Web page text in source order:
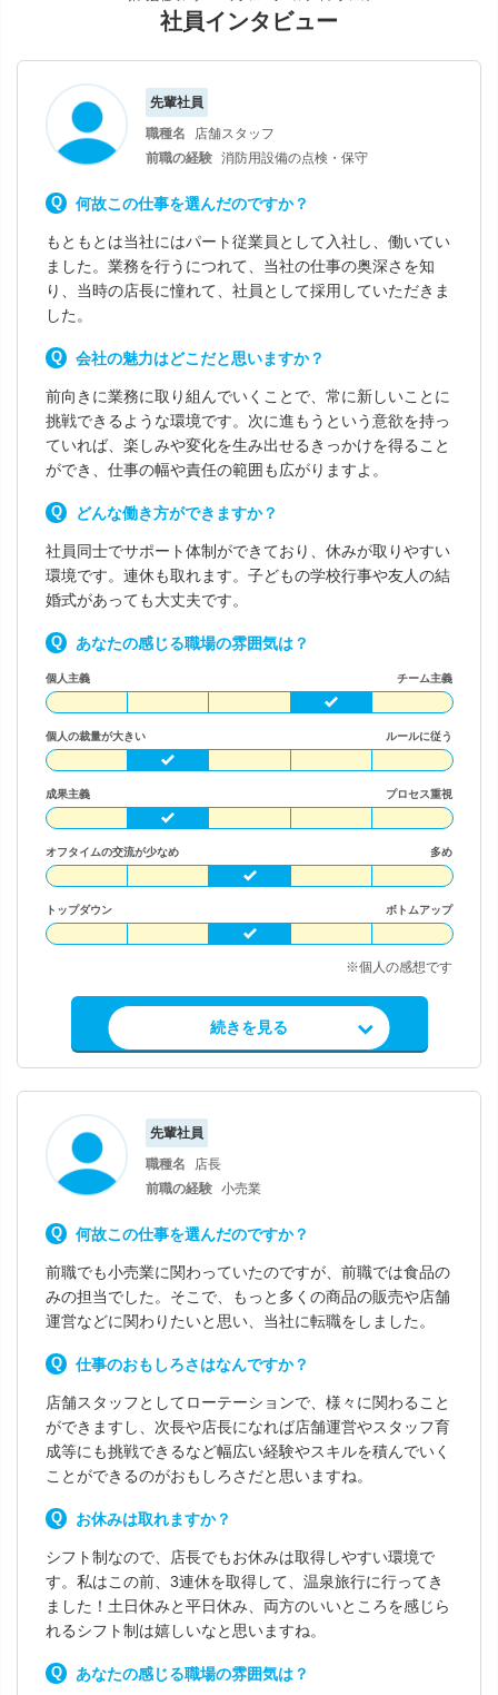
社員インタビュー
先輩社員
職種名
店舗スタッフ
前職の経験 消防用設備の点検・保守
何故この仕事を選んだのですか？
もともとは当社にはパート従業員として入社し、働いてい
ました。業務を行うにつれて、当社の仕事の奥深さを知
り、当時の店長に憧れて、社員として採用していただきま
した。
会社の魅力はどこだと思いますか？
前向きに業務に取り組んでいくことで、常に新しいことに
挑戦できるような環境です。次に進もうという意欲を持っ
ていれば、楽しみや変化を生み出せるきっかけを得ること
ができ、仕事の幅や責任の範囲も広がりますよ。
どんな働き方ができますか？
社員同士でサポート体制ができており、休みが取りやすい
環境です。連休も取れます。子どもの学校行事や友人の結
婚式があっても大丈夫です。
あなたの感じる職場の雰囲気は？
個人主義 チーム主義
個人の裁量が大きい ルールに従う
成果主義 プロセス重視
オフタイムの交流が少なめ 多め
トップダウン ボトムアップ
※個人の感想です
求人情報を見る
続きを見る
先輩社員
職種名
店長
前職の経験 小売業
何故この仕事を選んだのですか？
前職でも小売業に関わっていたのですが、前職では食品の
みの担当でした。そこで、もっと多くの商品の販売や店舗
運営などに関わりたいと思い、当社に転職をしました。
仕事のおもしろさはなんですか？
店舗スタッフとしてローテーションで、様々に関わること
ができますし、次長や店長になれば店舗運営やスタッフ育
成等にも挑戦できるなど幅広い経験やスキルを積んでいく
ことができるのがおもしろさだと思いますね。
お休みは取れますか？
シフト制なので、店長でもお休みは取得しやすい環境で
す。私はこの前、3連休を取得して、温泉旅行に行ってき
ました！土日休みと平日休み、両方のいいところを感じら
れるシフト制は嬉しいなと思いますね。
あなたの感じる職場の雰囲気は？